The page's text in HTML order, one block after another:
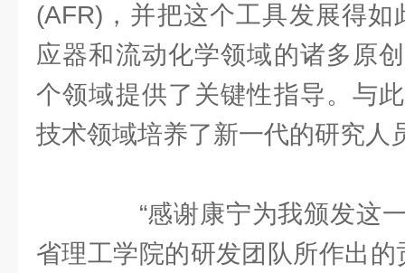
(AFR)，并把这个工具发展得
应器和流动化学领域的诸多原
个领域提供了关键性指导。与
技术领域培养了新一代的研究人
“感谢康宁为我颁发这一
省理工学院的研发团队所作出的